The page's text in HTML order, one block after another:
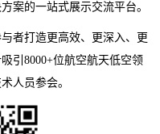
案的一站式展示交流平台。
者打造更高效、更深入、更
引8000+位航空航天低空领
人员参会。